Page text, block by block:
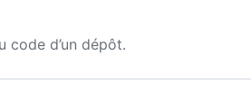
code d’un dépôt.